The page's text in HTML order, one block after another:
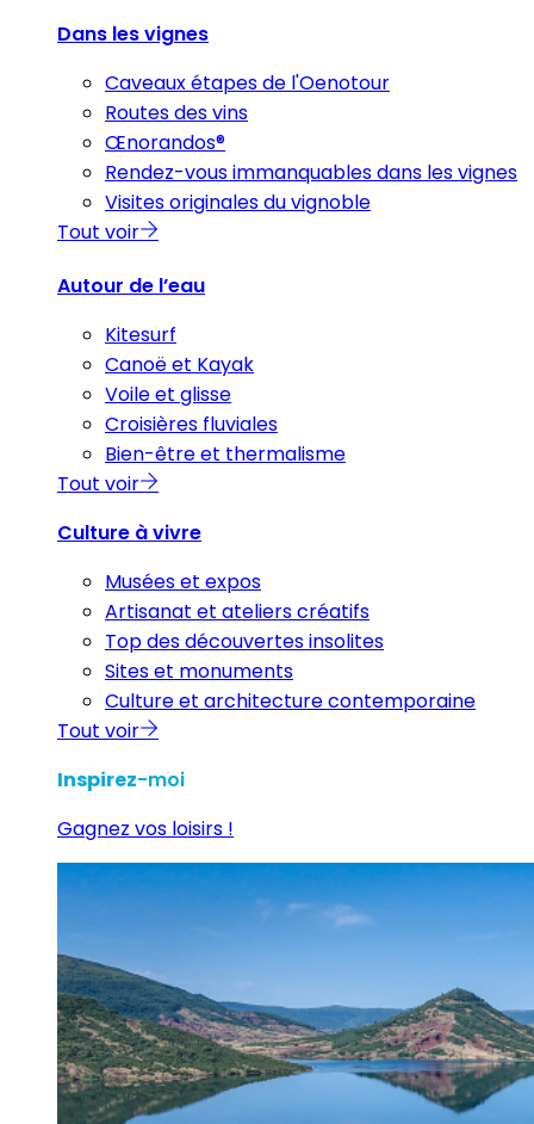
Dans les vignes
Caveaux étapes de l'Oenotour
Routes des vins
Œnorandos®
Rendez-vous immanquables dans les vignes
Visites originales du vignoble
Tout voir
Autour de l’eau
Kitesurf
Canoë et Kayak
Voile et glisse
Croisières fluviales
Bien-être et thermalisme
Tout voir
Culture à vivre
Musées et expos
Artisanat et ateliers créatifs
Top des découvertes insolites
Sites et monuments
Culture et architecture contemporaine
Tout voir
Inspirez-moi
Gagnez vos loisirs !